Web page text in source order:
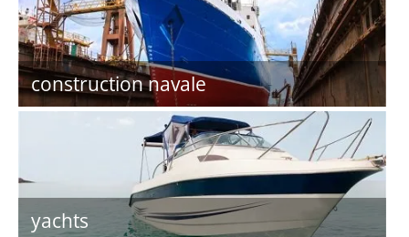
construction navale
yachts